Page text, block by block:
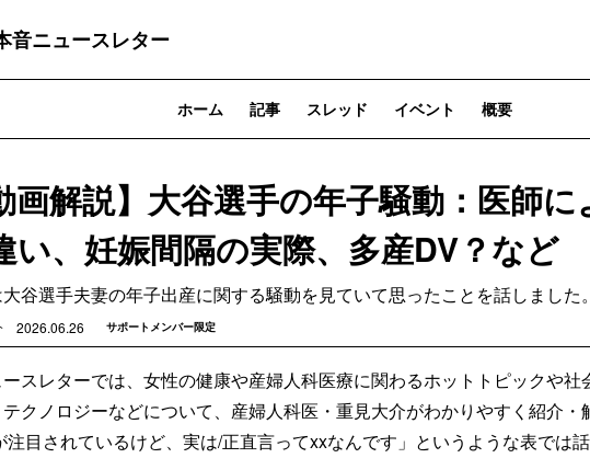
音ニュースレター
ホーム 記事 スレッド イベント 概要
画解説】大谷選手の年子騒動：医師
い、妊娠間隔の実際、多産DV？など
谷選手夫妻の年子出産に関する騒動を見ていて思ったことを話しました
2026.06.26 サポートメンバー限定
スレターでは、女性の健康や産婦人科医療に関わるホットトピックや社
テクノロジーなどについて、産婦人科医・重見大介がわかりやすく紹介・
注目されているけど、実は/正直言ってxxなんです」というような表では